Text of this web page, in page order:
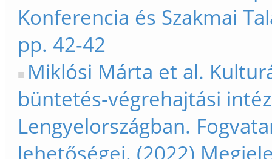
Konferencia és Szakmai
pp. 42-42
Miklósi Márta et al.
büntetés-végrehajtási
Lengyelországban.
lehetőségei. (2022)